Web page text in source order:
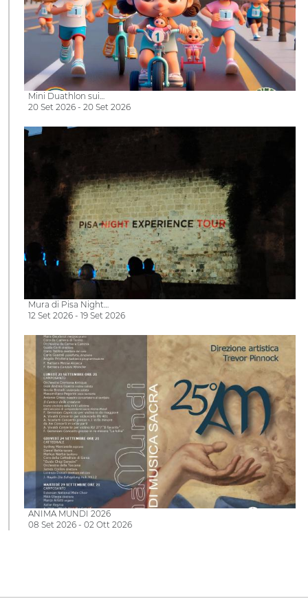
Mini Duathlon sui…
20 Set 2026 - 20 Set 2026
Mura di Pisa Night…
12 Set 2026 - 19 Set 2026
ANIMA MUNDI 2026
08 Set 2026 - 02 Ott 2026